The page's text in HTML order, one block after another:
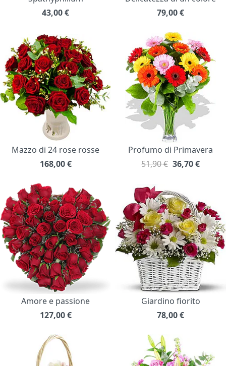
43,00€
79,00€
Mazzo di 24 rose rosse
168,00 €
Profumo di Primavera
51,90 € 36,70€
Amore e passione
127,00 €
Giardino fiorito
78,00€